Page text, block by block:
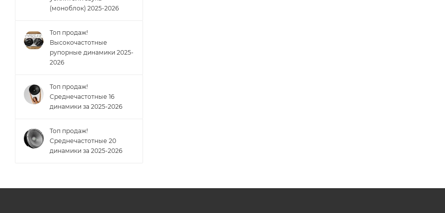
(моноблок) 2025-2026
Топ продаж!
Высокочастотные
рупорные динамики 2025-
2026
Топ продаж!
Cреднечастотные 16
динамики за 2025-2026
Топ продаж!
Cреднечастотные 20
динамики за 2025-2026